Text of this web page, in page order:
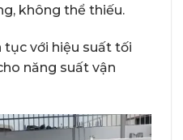
không thể thiếu.
tục với hiệu suất tối
năng suất vận